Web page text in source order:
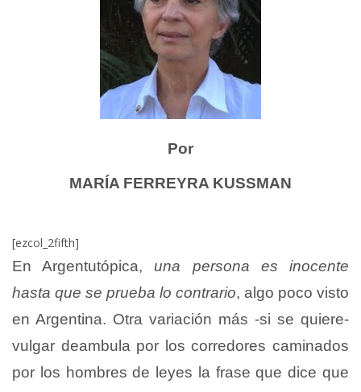
Por
MARÍA FERREYRA KUSSMAN
[ezcol_2fifth]
En Argentutópica,una persona es inocente
hasta que se prueba lo contrario, algo poco visto
en Argentina. Otra variación más -si se quiere-
vulgar deambula por los corredores caminados
por los hombres de leyes la frase que dice que